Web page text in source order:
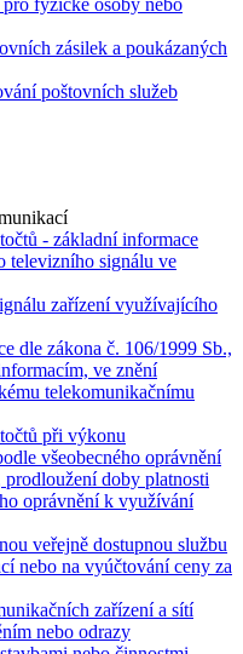
zásilek a poukázaných
poštovních služeb
- základní informace
televizního signálu ve
zařízení využívajícího
dle zákona č. 106/1999 Sb.,
ve znění
telekomunikačnímu
při výkonu
všeobecného oprávnění
prodloužení doby platnosti
oprávnění k využívání
veřejně dostupnou službu
nebo na vyúčtování ceny za
zařízení a sítí
nebo odrazy